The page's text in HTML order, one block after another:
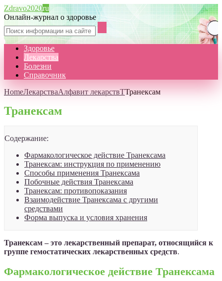
Zdravo2020ru
Онлайн-журнал о здоровье
Здоровье
Лекарства
Болезни
Справочник
HomeЛекарстваАлфавит лекарствТТранексам
Транексам
Содержание:
Фармакологическое действие Транексама
Транексам: инструкция по применению
Способы применения Транексама
Побочные действия Транексама
Транексам: противопоказания
Взаимодействие Транексама с другими
средствами
Форма выпуска и условия хранения
Транексам – это лекарственный препарат, относящийся к
группе гемостатических лекарственных средств.
Фармакологическое действие Транексама